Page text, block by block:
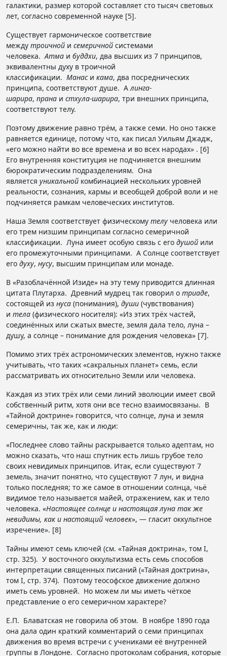
галактики, размер которой составляет сто тысяч световых
лет, согласно современной науке [5].
Существует гармоническое соответствие
между троичной и семеричной системами
человека.Атма и буддхи, два высших из 7 принципов,
эквивалентны духу в троичной
классификации. Манаси кама, два посреднических
принципа, соответствуют душе. Алинга-
шарира, прана и стхула-шарира, три внешних принципа,
соответствуют телу.
Поэтому движение равно трём, а также семи. Но оно также
равняется единице, потому что, как писал Уильям Джадж,
«его можно найти во все времена и во всех народах» . [6]
Его внутренняя конституция не подчиняется внешним
бюрократическим подразделениям. Она
является уникальной комбинацией нескольких уровней
реальности, сознания, кармы и всеобщей доброй воли и не
подчиняется рамкам человеческих институтов.
Наша Земля соответствует физическому телу человека или
его трем низшим принципам согласно семеричной
классификации. Луна имеет особую связь с его душой или
его промежуточными принципами. А Солнце соответствует
его духу, нусу, высшим принципам или монаде.
В «Разоблачённой Изиде» на эту тему приводится длинная
цитата Плутарха. Древний мудрец так говорил о триаде,
состоящей из нуса (понимания), души (чувствования)
и тела (физического носителя): «Из этих трёх частей,
соединённых или сжатых вместе, земля дала тело, луна –
душу, а солнце – понимание для рождения человека» [7].
Помимо этих трёх астрономических элементов, нужно также
учитывать, что таких «сакральных планет» семь, если
рассматривать их относительно Земли или человека.
Каждая из этих трёх или семи линий эволюции имеет свой
собственный ритм, хотя они все тесно взаимосвязаны. В
«Тайной доктрине» говорится, что солнце, луна и земля
семеричны, так же, как и люди:
«Последнее слово тайны раскрывается только адептам, но
можно сказать, что наш спутник есть лишь грубое тело
своих невидимых принципов. Итак, если существуют 7
земель, значит понятно, что существуют 7 лун, и видна
только последняя; то же самое в отношении солнца, чьё
видимое тело называется майей, отражением, как и тело
человека. «Настоящее солнце и настоящая луна так же
невидимы, как и настоящий человек», — гласит оккультное
изречение». [8]
Тайны имеют семь ключей (см. «Тайная доктрина», том I,
стр. 325). У восточного оккультизма есть семь способов
интерпретации священных писаний («Тайная доктрина»,
том I, стр. 374). Поэтому теософское движение должно
иметь семь уровней. Но можем ли мы иметь чёткое
представление о его семеричном характере?
Е.П. Блаватская не говорила об этом. В ноябре 1890 года
она дала один краткий комментарий о семи принципах
движения во время встречи с учениками её внутренней
группы в Лондоне. Согласно протоколам собрания, которые